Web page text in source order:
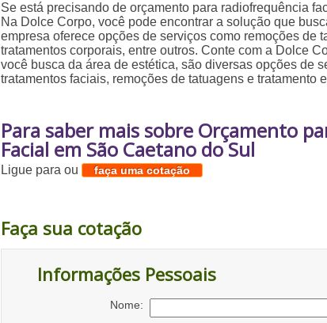
Se está precisando de orçamento para radiofrequência
Na Dolce Corpo, você pode encontrar a solução que
empresa oferece opções de serviços como remoções de
tratamentos corporais, entre outros. Conte com a Dolce
você busca da área de estética, são diversas opções de
tratamentos faciais, remoções de tatuagens e tratamento
Para saber mais sobre Orçamento
Facial em São Caetano do Sul
Ligue paraou faça uma cotação
Faça sua cotação
Informações Pessoais
Nome: